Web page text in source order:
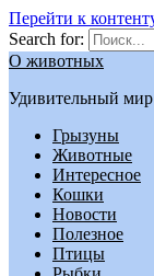
Перейти к
Search for:
О животных
Удивительный
Грызуны
Животные
Интересное
Кошки
Новости
Полезное
Птицы